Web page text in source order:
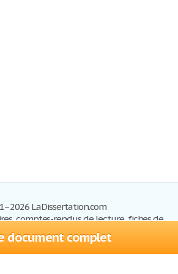
document complet
LaDissertation.com
comptes-rendus de lecture, fiches de
exemples du BAC